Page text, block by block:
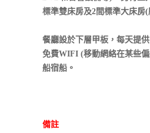
標準雙床房及2間標準大床房
餐廳設於下層甲板，每天提
免費WIFI (移動網絡在某些
船宿船。
備註